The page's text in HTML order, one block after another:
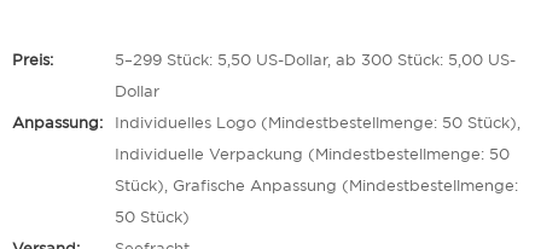
Preis: 5–299 Stück: 5,50 US-Dollar, ab 300 Stück: 5,00 US-
Dollar
Anpassung: Individuelles Logo (Mindestbestellmenge: 50 Stück),
Individuelle Verpackung (Mindestbestellmenge: 50
Stück), Grafische Anpassung (Mindestbestellmenge:
50 Stück)